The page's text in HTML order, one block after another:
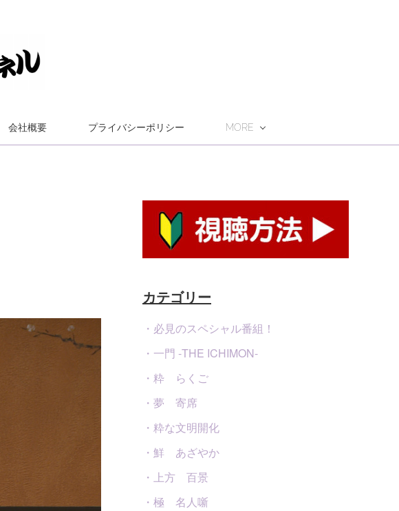
会社概要 プライバシーポリシー MORE
カテゴリー
・必見のスペシャル番組！
・一門 -THE ICHIMON-
・粋 らくご
・夢 寄席
・粋な文明開化
・鮮 あざやか
・上方 百景
・極 名人噺